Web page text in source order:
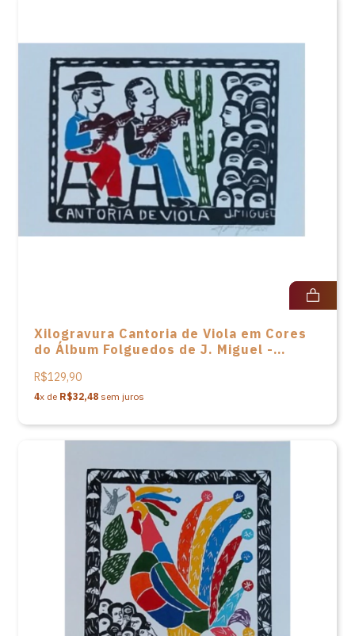
Xilogravura Cantoria de Viola em Cores
do Álbum Folguedos de J. Miguel -
R$129,90
4x de R$32,48 sem juros